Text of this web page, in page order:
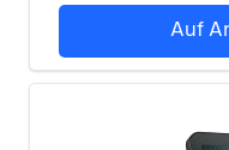
Auf